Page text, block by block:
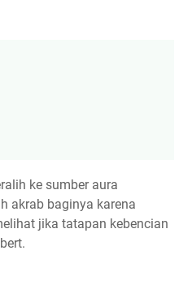
ke sumber aura
akrab baginya karena
jika tatapan kebencian